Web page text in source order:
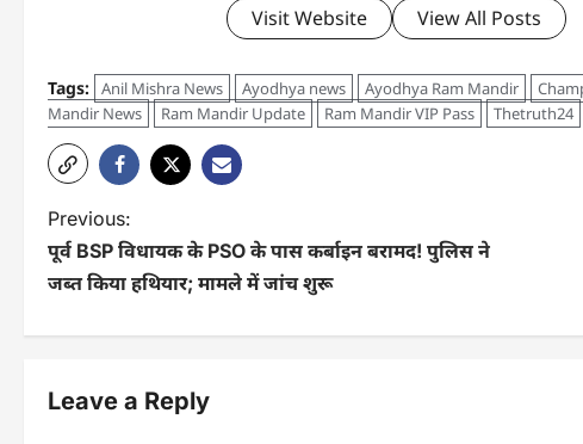
Visit Website View All Posts
Tags: Anil Mishra News Ayodhya news Ayodhya Ram Mandir
Mandir News
Ram Mandir Update Ram Mandir VIP Pass Thetruth24
Previous:
पूर्व BSP विधायक के PSO के पास कर्बाइन बरामद! पुलिस ने
जब्त किया हथियार; मामले में जांच शुरू
Leave a Reply